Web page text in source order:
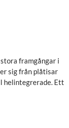
framgångar i
sig från plåtisar
helintegrerade. Ett